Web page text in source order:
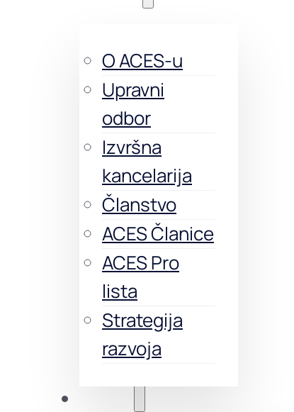
O ACES-u
Upravni
odbor
Izvršna
kancelarija
Članstvo
ACES Članice
ACES Pro
lista
Strategija
razvoja